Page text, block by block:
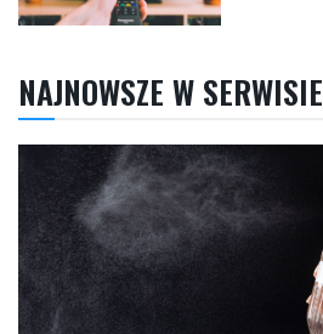
NAJNOWSZE W SERWISIE